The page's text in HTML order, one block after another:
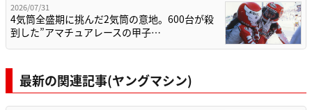
2026/07/31
4気筒全盛期に挑んだ2気筒の意地。600台が殺
到した”アマチュアレースの甲子…
最新の関連記事(ヤングマシン)